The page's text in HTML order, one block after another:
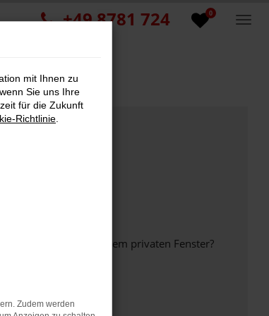
0
+49 8781 724
Browser oder in einem privaten Fenster?
mit Ihnen zu
Sie uns Ihre
für die Zukunft
Richtlinie
Zudem werden